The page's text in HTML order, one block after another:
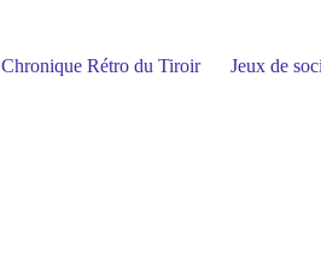
Chronique Rétro du Tiroir Jeux de